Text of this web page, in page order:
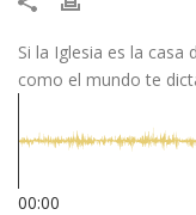
Si la Iglesia es la
como el mundo te
00:00